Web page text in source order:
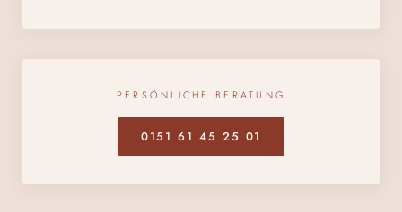
PERSÖNLICHE BERATUNG
0151 61 45 25 01